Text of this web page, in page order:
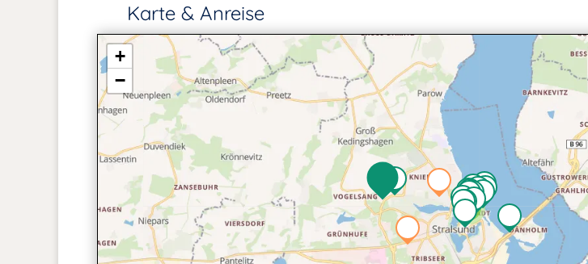
Karte & Anreise
+
−